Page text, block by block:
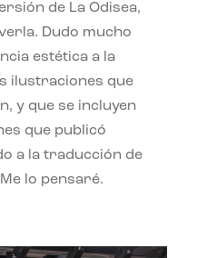
de La Odisea,
Dudo mucho
estética a la
ilustraciones que
y que se incluyen
que publicó
a la traducción de
lo pensaré.